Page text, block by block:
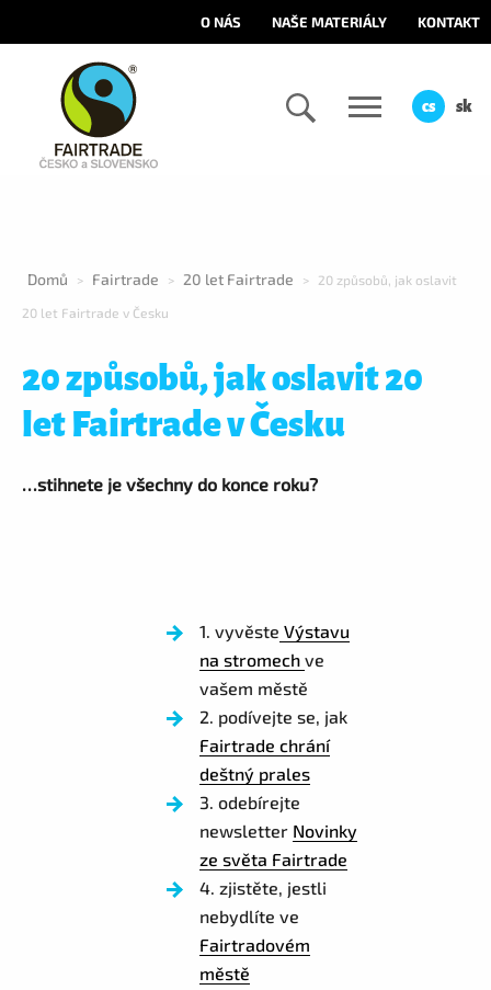
O NÁS NAŠE MATERIÁLY KONTAKT
cs sk
Domů > Fairtrade > 20 let Fairtrade > 20 způsobů, jak oslavit
20 let Fairtrade v Česku
20 způsobů, jak oslavit 20
let Fairtrade v Česku
…stihnete je všechny do konce roku?
1. vyvěste Výstavu
na stromech ve
vašem městě
2. podívejte se, jak
Fairtrade chrání
deštný prales
3. odebírejte
newsletter Novinky
ze světa Fairtrade
4. zjistěte, jestli
nebydlíte ve
Fairtradovém
městě